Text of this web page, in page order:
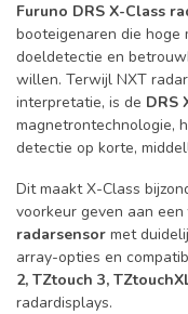
Furuno DRS X-Class
booteigenaren die hoge
doeldetectie en
willen. Terwijl NXT
interpretatie, is de DRS
magnetrontechnologie,
detectie op korte,
Dit maakt X-Class
voorkeur geven aan een
radarsensor met
array-opties en
2, TZtouch 3,
radardisplays.